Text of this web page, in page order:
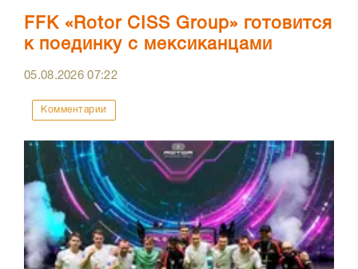
FFK «Rotor CISS Group» готовится
к поединку с мексиканцами
05.08.202607:22
Комментарии